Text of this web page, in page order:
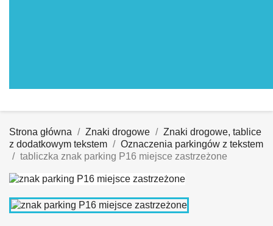
Strona główna Znaki drogowe
Znaki drogowe, tablice
z dodatkowym tekstem
Oznaczenia parkingów z tekstem
tabliczka znak parking P16 miejsce zastrzeżone